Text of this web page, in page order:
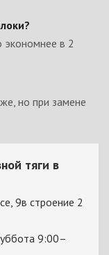
экономнее в 2
но при замене
тяги в
9в строение 2
9:00–